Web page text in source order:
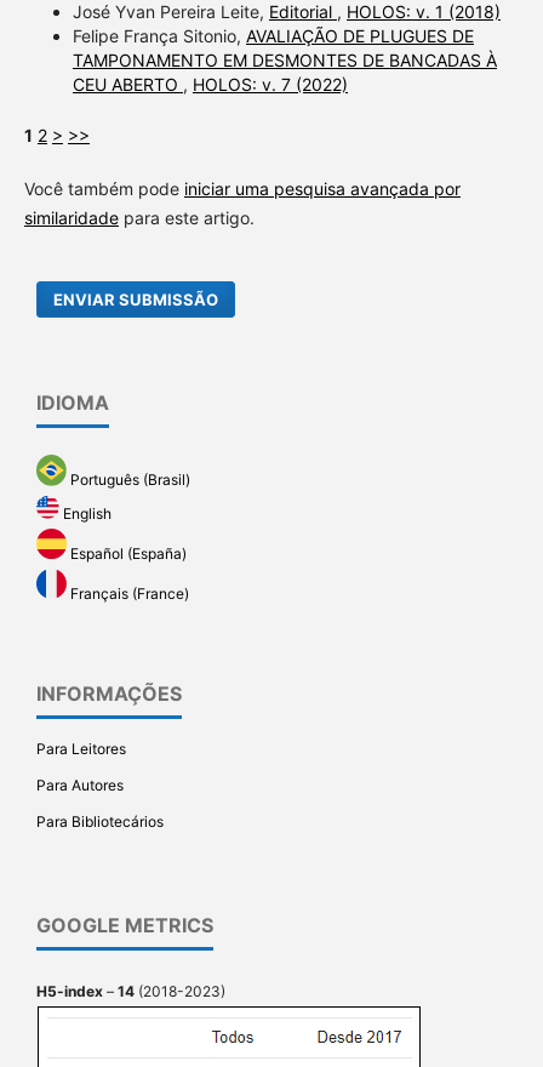
José Yvan Pereira Leite, Editorial , HOLOS: v. 1 (2018)
Felipe França Sitonio, AVALIAÇÃO DE PLUGUES DE
TAMPONAMENTO EM DESMONTES DE BANCADAS À
CEU ABERTO , HOLOS: v. 7 (2022)
1 2 > >>
Você também pode iniciar uma pesquisa avançada por
similaridadepara este artigo.
ENVIAR SUBMISSÃO
IDIOMA
Português (Brasil)
English
Español (España)
Français (France)
INFORMAÇÕES
Para Leitores
Para Autores
Para Bibliotecários
GOOGLE METRICS
H5-index – 14 (2018-2023)